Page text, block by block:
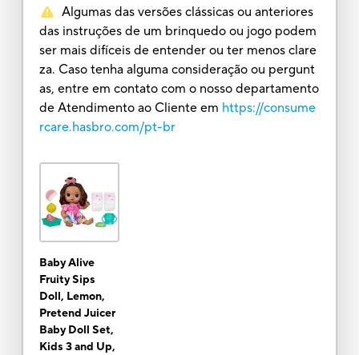
Algumas das versões clássicas ou anteriores
das instruções de um brinquedo ou jogo podem
ser mais difíceis de entender ou ter menos clare
za. Caso tenha alguma consideração ou pergunt
as, entre em contato com o nosso departamento
de Atendimento ao Cliente em https://consume
rcare.hasbro.com/pt-br
Baby Alive
Fruity Sips
Doll, Lemon,
Pretend Juicer
Baby Doll Set,
Kids 3 and Up,